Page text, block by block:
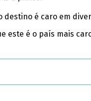
destino é caro em